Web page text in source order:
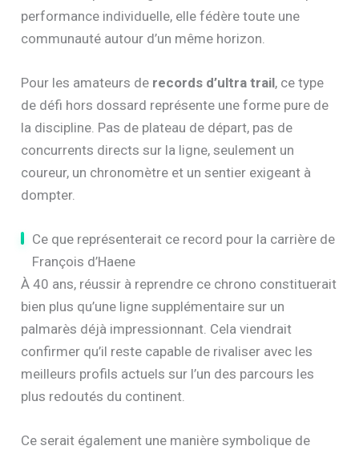
performance individuelle, elle fédère toute une
communauté autour d’un même horizon.
Pour les amateurs de records d’ultra trail, ce type
de défi hors dossard représente une forme pure de
la discipline. Pas de plateau de départ, pas de
concurrents directs sur la ligne, seulement un
coureur, un chronomètre et un sentier exigeant à
dompter.
Ce que représenterait ce record pour la carrière de
François d’Haene
À 40 ans, réussir à reprendre ce chrono constituerait
bien plus qu’une ligne supplémentaire sur un
palmarès déjà impressionnant. Cela viendrait
confirmer qu’il reste capable de rivaliser avec les
meilleurs profils actuels sur l’un des parcours les
plus redoutés du continent.
Ce serait également une manière symbolique de